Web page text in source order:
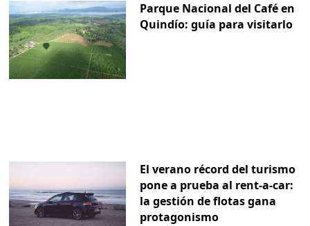
Parque Nacional del Café en
Quindío: guía para visitarlo
El verano récord del turismo
pone a prueba al rent-a-car:
la gestión de flotas gana
protagonismo